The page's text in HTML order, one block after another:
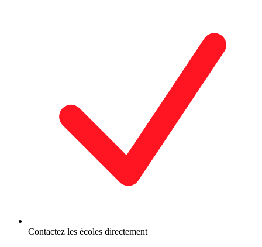
Contactez les écoles directement